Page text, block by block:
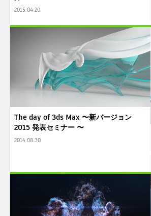
2015.04.20
The day of 3ds Max 〜新バージョン
2015 発表セミナー 〜
2014.08.30